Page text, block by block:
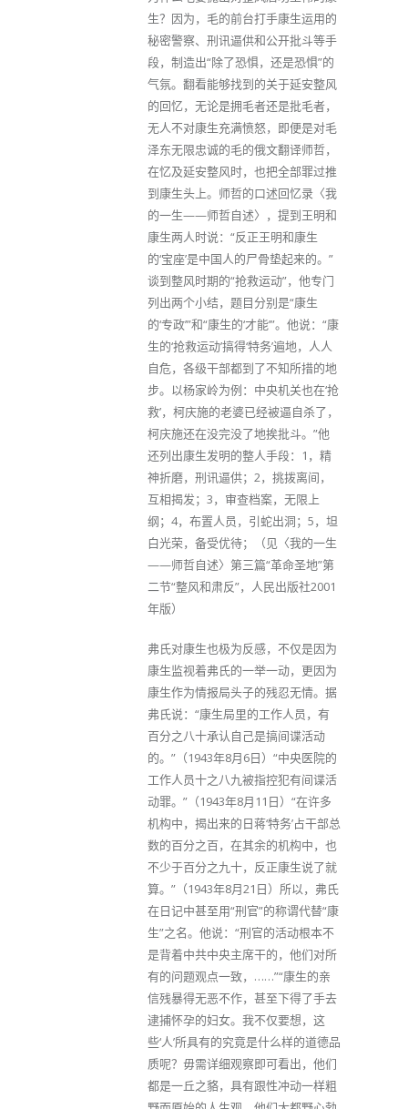
生？因为，毛的前台打手康生运用的
秘密警察、刑讯逼供和公开批斗等手
段，制造出“除了恐惧，还是恐惧”的
气氛。翻看能够找到的关于延安整风
的回忆，无论是拥毛者还是批毛者，
无人不对康生充满愤怒，即便是对毛
泽东无限忠诚的毛的俄文翻译师哲，
在忆及延安整风时，也把全部罪过推
到康生头上。师哲的口述回忆录〈我
的一生——师哲自述〉，提到王明和
康生两人时说：“反正王明和康生
的‘宝座’是中国人的尸骨垫起来的。”
谈到整风时期的“抢救运动”，他专门
列出两个小结，题目分别是“康生
的‘专政’”和“康生的‘才能’”。他说：“康
生的‘抢救运动’搞得‘特务’遍地，人人
自危，各级干部都到了不知所措的地
步。以杨家岭为例：中央机关也在‘抢
救’，柯庆施的老婆已经被逼自杀了，
柯庆施还在没完没了地挨批斗。”他
还列出康生发明的整人手段：1，精
神折磨，刑讯逼供；2，挑拨离间，
互相揭发；3，审查档案，无限上
纲；4，布置人员，引蛇出洞；5，坦
白光荣，备受优待；（见〈我的一生
——师哲自述〉第三篇“革命圣地”第
二节“整风和肃反”，人民出版社2001
年版）
弗氏对康生也极为反感，不仅是因为
康生监视着弗氏的一举一动，更因为
康生作为情报局头子的残忍无情。据
弗氏说：“康生局里的工作人员，有
百分之八十承认自己是搞间谍活动
的。”（1943年8月6日）“中央医院的
工作人员十之八九被指控犯有间谍活
动罪。”（1943年8月11日）“在许多
机构中，揭出来的日蒋‘特务’占干部总
数的百分之百，在其余的机构中，也
不少于百分之九十，反正康生说了就
算。”（1943年8月21日）所以，弗氏
在日记中甚至用“刑官”的称谓代替“康
生”之名。他说：“刑官的活动根本不
是背着中共中央主席干的，他们对所
有的问题观点一致，……”“康生的亲
信残暴得无恶不作，甚至下得了手去
逮捕怀孕的妇女。我不仅要想，这
些‘人’所具有的究竟是什么样的道德品
质呢？毋需详细观察即可看出，他们
都是一丘之貉，具有跟性冲动一样粗